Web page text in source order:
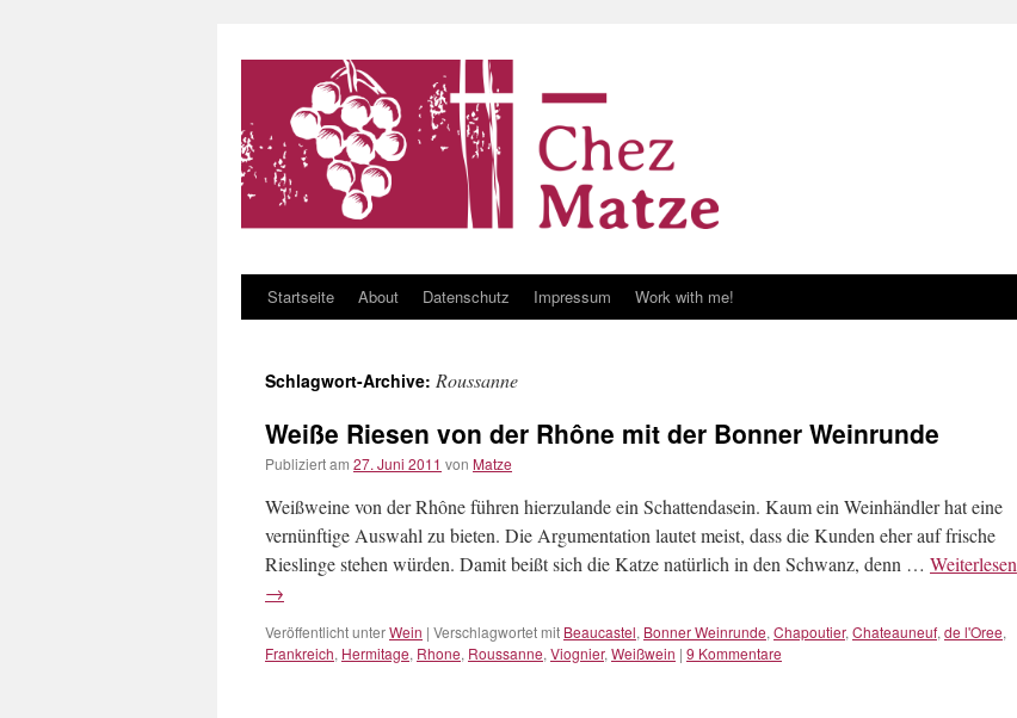
Zum Inhalt springen
Startseite About Datenschutz Impressum Work with me!
Schlagwort-Archive: Roussanne
Weiße Riesen von der Rhône mit der Bonner Weinrunde
Publiziert am 27. Juni 2011 von Matze
Weißweine von der Rhône führen hierzulande ein Schattendasein. Kaum ein Weinhändler hat eine
vernünftige Auswahl zu bieten. Die Argumentation lautet meist, dass die Kunden eher auf frische
Rieslinge stehen würden. Damit beißt sich die Katze natürlich in den Schwanz, denn … Weiterlesen
→
Veröffentlicht unterWein | Verschlagwortet mit Beaucastel, Bonner Weinrunde, Chapoutier, Chateauneuf, de l'Oree,
Frankreich, Hermitage, Rhone, Roussanne, Viognier, Weißwein | 9 Kommentare